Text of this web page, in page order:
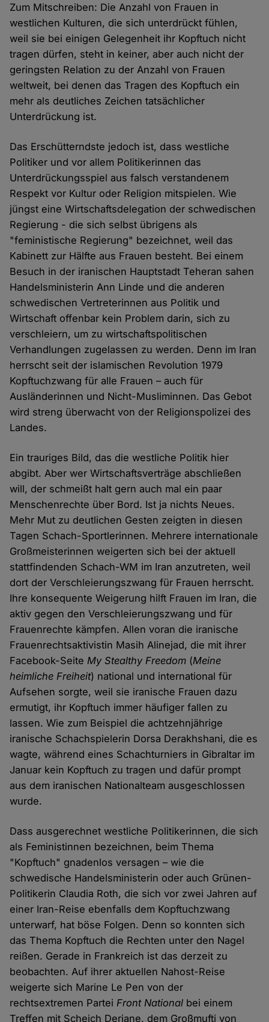
Zum Mitschreiben: Die Anzahl von Frauen in
westlichen Kulturen, die sich unterdrückt fühlen,
weil sie bei einigen Gelegenheit ihr Kopftuch nicht
tragen dürfen, steht in keiner, aber auch nicht der
geringsten Relation zu der Anzahl von Frauen
weltweit, bei denen das Tragen des Kopftuch ein
mehr als deutliches Zeichen tatsächlicher
Unterdrückung ist.
Das Erschütterndste jedoch ist, dass westliche
Politiker und vor allem Politikerinnen das
Unterdrückungsspiel aus falsch verstandenem
Respekt vor Kultur oder Religion mitspielen. Wie
jüngst eine Wirtschaftsdelegation der schwedischen
Regierung - die sich selbst übrigens als
"feministische Regierung" bezeichnet, weil das
Kabinett zur Hälfte aus Frauen besteht. Bei einem
Besuch in der iranischen Hauptstadt Teheran sahen
Handelsministerin Ann Linde und die anderen
schwedischen Vertreterinnen aus Politik und
Wirtschaft offenbar kein Problem darin, sich zu
verschleiern, um zu wirtschaftspolitischen
Verhandlungen zugelassen zu werden. Denn im Iran
herrscht seit der islamischen Revolution 1979
Kopftuchzwang für alle Frauen – auch für
Ausländerinnen und Nicht-Musliminnen. Das Gebot
wird streng überwacht von der Religionspolizei des
Landes.
Ein trauriges Bild, das die westliche Politik hier
abgibt. Aber wer Wirtschaftsverträge abschließen
will, der schmeißt halt gern auch mal ein paar
Menschenrechte über Bord. Ist ja nichts Neues.
Mehr Mut zu deutlichen Gesten zeigten in diesen
Tagen Schach-Sportlerinnen. Mehrere internationale
Großmeisterinnen weigerten sich bei der aktuell
stattfindenden Schach-WM im Iran anzutreten, weil
dort der Verschleierungszwang für Frauen herrscht.
Ihre konsequente Weigerung hilft Frauen im Iran, die
aktiv gegen den Verschleierungszwang und für
Frauenrechte kämpfen. Allen voran die iranische
Frauenrechtsaktivistin Masih Alinejad, die mit ihrer
Facebook-SeiteMy Stealthy Freedom (Meine
heimliche Freiheit) national und international für
Aufsehen sorgte, weil sie iranische Frauen dazu
ermutigt, ihr Kopftuch immer häufiger fallen zu
lassen. Wie zum Beispiel die achtzehnjährige
iranische Schachspielerin Dorsa Derakhshani, die es
wagte, während eines Schachturniers in Gibraltar im
Januar kein Kopftuch zu tragen und dafür prompt
aus dem iranischen Nationalteam ausgeschlossen
wurde.
Dass ausgerechnet westliche Politikerinnen, die sich
als Feministinnen bezeichnen, beim Thema
"Kopftuch" gnadenlos versagen – wie die
schwedische Handelsministerin oder auch Grünen-
Politikerin Claudia Roth, die sich vor zwei Jahren auf
einer Iran-Reise ebenfalls dem Kopftuchzwang
unterwarf, hat böse Folgen. Denn so konnten sich
das Thema Kopftuch die Rechten unter den Nagel
reißen. Gerade in Frankreich ist das derzeit zu
beobachten. Auf ihrer aktuellen Nahost-Reise
weigerte sich Marine Le Pen von der
rechtsextremen ParteiFront National bei einem
Treffen mit Scheich Deriane, dem Großmufti von